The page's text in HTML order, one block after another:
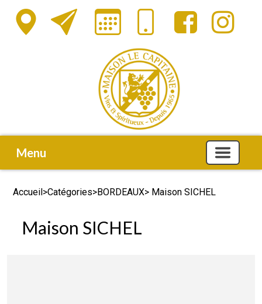
Menu
Accueil>Catégories>BORDEAUX> Maison SICHEL
Maison SICHEL